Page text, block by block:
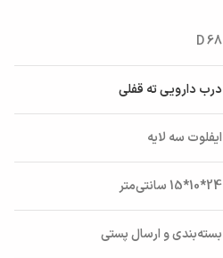
D 68
درب دارویی ته قفلی
ایفلوت سه لایه
24*10*15 سانتی‌متر
بسته‌بندی و ارسال پستی